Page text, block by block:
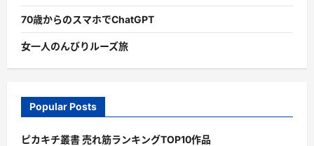
70歳からのスマホでChatGPT
女一人のんびりルーズ旅
Popular Posts
ピカキチ叢書 売れ筋ランキングTOP10作品